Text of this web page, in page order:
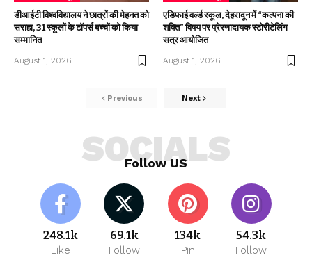
डीआईटी विश्वविद्यालय ने छात्रों की मेहनत को
सराहा, 31 स्कूलों के टॉपर्स बच्चों को किया
सम्मानित
August 1, 2026
एडिफाई वर्ल्ड स्कूल, देहरादून में “कल्पना की
शक्ति” विषय पर प्रेरणादायक स्टोरीटेलिंग
सत्र आयोजित
August 1, 2026
Previous Next
Follow US
SOCIALS
248.1k
Like
69.1k
Follow
134k
Pin
54.3k
Follow